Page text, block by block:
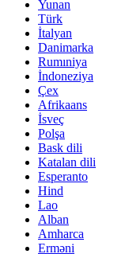
Yunan
Türk
İtalyan
Danimarka
Rumıniya
İndoneziya
Çex
Afrikaans
İsveç
Polşa
Bask dili
Katalan dili
Esperanto
Hind
Lao
Alban
Amharca
Erməni